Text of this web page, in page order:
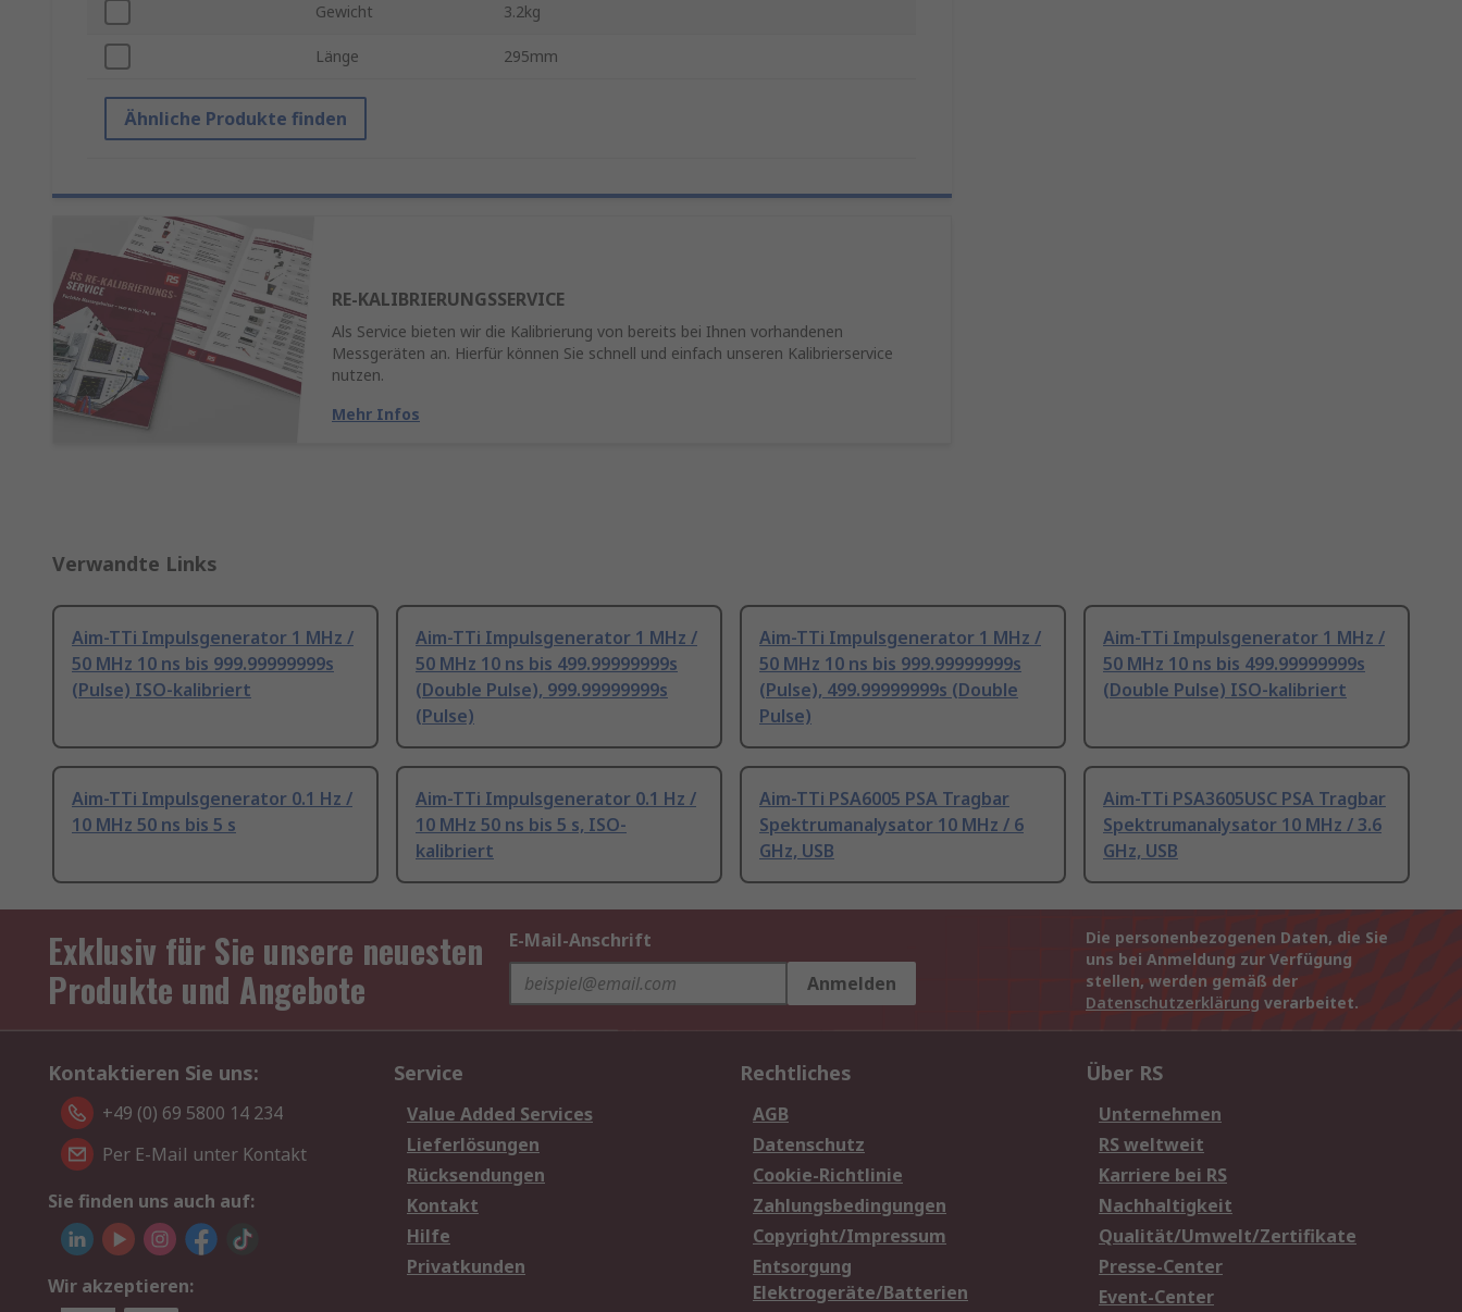
Gewicht 3.2kg
Länge 295mm
Ähnliche Produkte finden
RE-KALIBRIERUNGSSERVICE
Als Service bieten wir die Kalibrierung von bereits bei Ihnen vorhandenen
Messgeräten an. Hierfür können Sie schnell und einfach unseren Kalibrierservice
nutzen.
Mehr Infos
Verwandte Links
Aim-TTi Impulsgenerator 1 MHz /
50 MHz 10 ns bis 999.99999999s
(Pulse) ISO-kalibriert
Aim-TTi Impulsgenerator 1 MHz /
50 MHz 10 ns bis 499.99999999s
(Double Pulse), 999.99999999s
(Pulse)
Aim-TTi Impulsgenerator 1 MHz /
50 MHz 10 ns bis 999.99999999s
(Pulse), 499.99999999s (Double
Pulse)
Aim-TTi Impulsgenerator 1 MHz /
50 MHz 10 ns bis 499.99999999s
(Double Pulse) ISO-kalibriert
Aim-TTi Impulsgenerator 0.1 Hz /
10 MHz 50 ns bis 5 s
Aim-TTi Impulsgenerator 0.1 Hz /
10 MHz 50 ns bis 5 s, ISO-
kalibriert
Aim-TTi PSA6005 PSA Tragbar
Spektrumanalysator 10 MHz / 6
GHz, USB
Aim-TTi PSA3605USC PSA Tragbar
Spektrumanalysator 10 MHz / 3.6
GHz, USB
Exklusiv für Sie unsere neuesten
Produkte und Angebote
E-Mail-Anschrift
Anmelden
Die personenbezogenen Daten, die Sie
uns bei Anmeldung zur Verfügung
stellen, werden gemäß der
Datenschutzerklärung verarbeitet.
Kontaktieren Sie uns:
+49 (0) 69 5800 14 234
Per E-Mail unter Kontakt
Sie finden uns auch auf:
Wir akzeptieren:
Service
Value Added Services
Lieferlösungen
Rücksendungen
Kontakt
Hilfe
Privatkunden
Rechtliches
AGB
Datenschutz
Cookie-Richtlinie
Zahlungsbedingungen
Copyright/Impressum
Entsorgung
Elektrogeräte/Batterien
Über RS
Unternehmen
RS weltweit
Karriere bei RS
Nachhaltigkeit
Qualität/Umwelt/Zertifikate
Presse-Center
Event-Center